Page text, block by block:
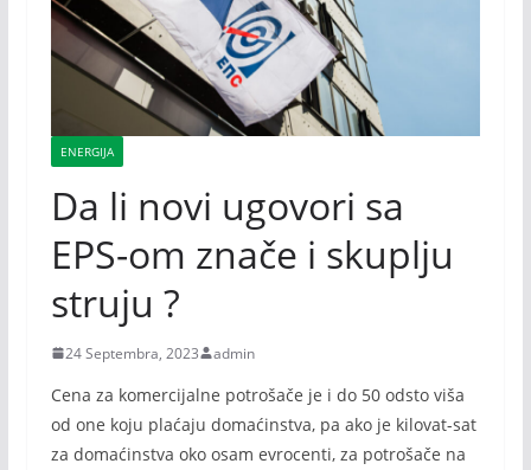
ENERGIJA
Da li novi ugovori sa
EPS-om znače i skuplju
struju ?
24 Septembra, 2023 admin
Cena za komercijalne potrošače je i do 50 odsto viša
od one koju plaćaju domaćinstva, pa ako je kilovat-sat
za domaćinstva oko osam evrocenti, za potrošače na